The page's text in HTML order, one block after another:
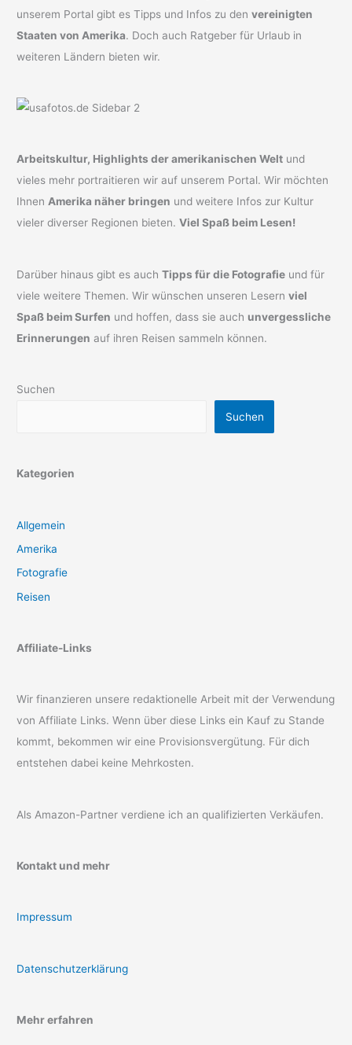
unserem Portal gibt es Tipps und Infos zu denvereinigten
Staaten von Amerika. Doch auch Ratgeber für Urlaub in
weiteren Ländern bieten wir.
Arbeitskultur, Highlights der amerikanischen Welt und
vieles mehr portraitieren wir auf unserem Portal. Wir möchten
IhnenAmerika näher bringen und weitere Infos zur Kultur
vieler diverser Regionen bieten.Viel Spaß beim Lesen!
Darüber hinaus gibt es auchTipps für die Fotografie und für
viele weitere Themen. Wir wünschen unseren Lesernviel
Spaß beim Surfen und hoffen, dass sie auch unvergessliche
Erinnerungen auf ihren Reisen sammeln können.
Suchen
Suchen
Kategorien
Allgemein
Amerika
Fotografie
Reisen
Affiliate-Links
Wir finanzieren unsere redaktionelle Arbeit mit der Verwendung
von Affiliate Links. Wenn über diese Links ein Kauf zu Stande
kommt, bekommen wir eine Provisionsvergütung. Für dich
entstehen dabei keine Mehrkosten.
Als Amazon-Partner verdiene ich an qualifizierten Verkäufen.
Kontakt und mehr
Impressum
Datenschutzerklärung
Mehr erfahren